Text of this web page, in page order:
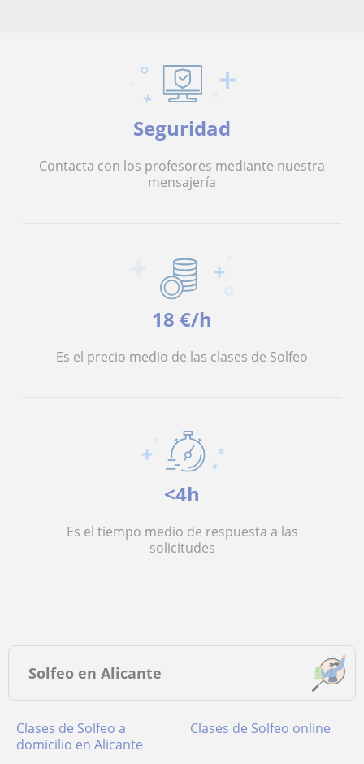
Seguridad
Contacta con los profesores mediante nuestra
mensajería
18 €/h
Es el precio medio de las clases de Solfeo
<4h
Es el tiempo medio de respuesta a las
solicitudes
Solfeo en Alicante
Clases de Solfeo a
domicilio en Alicante
Clases de Solfeo online